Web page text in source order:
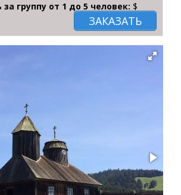
группу от 1 до 5 человек: $
ЗАКАЗАТЬ